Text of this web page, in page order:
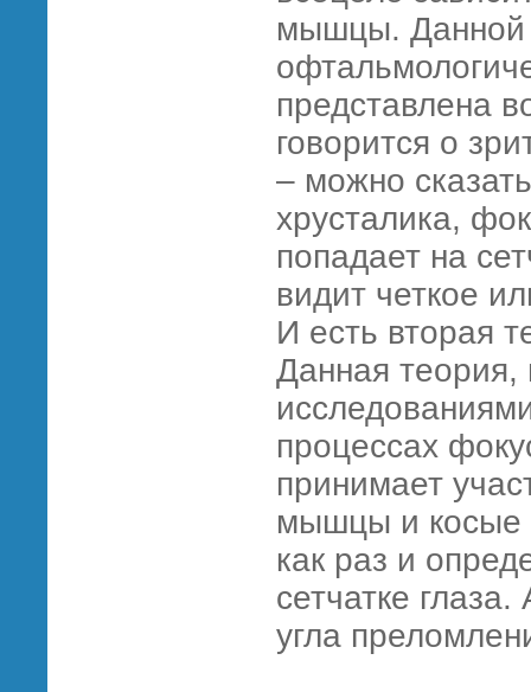
мышцы. Данной
представлена
говорится о
– можно
хрусталика,
попадает на
видит четкое
И есть вторая
Данная теория,
процессах
принимает
мышцы и косые
как раз и
сетчатке
угла